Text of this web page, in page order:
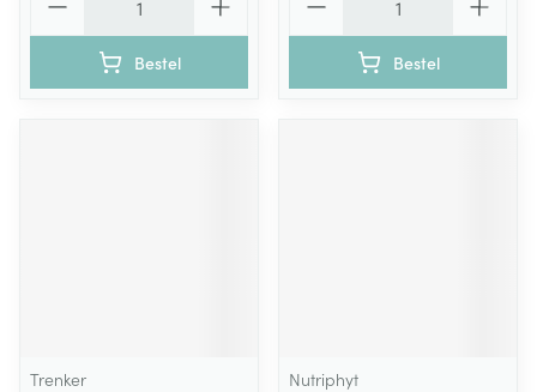
Bestel Bestel
Trenker
Nutriphyt